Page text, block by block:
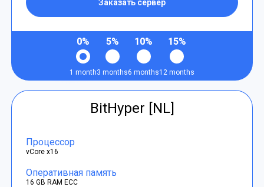
Заказать сервер
0%
1 month
5%
3 months
10%
6 months
15%
12 months
BitHyper [NL]
Процессор
vCore x16
Оперативная память
16 GB RAM ECC